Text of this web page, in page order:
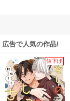
広告で人気の作品!
値下げ